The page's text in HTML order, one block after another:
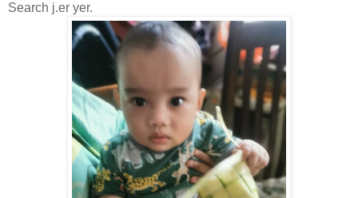
Search j.er yer.